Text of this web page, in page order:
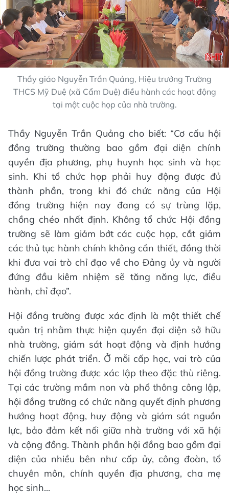
Thầy giáo Nguyễn Trần Quảng, Hiệu trưởng Trường
THCS Mỹ Duệ (xã Cẩm Duệ) điều hành các hoạt động
tại một cuộc họp của nhà trường.
Thầy Nguyễn Trần Quảng cho biết: “Cơ cấu hội
đồng trường thường bao gồm đại diện chính
quyền địa phương, phụ huynh học sinh và học
sinh. Khi tổ chức họp phải huy động được đủ
thành phần, trong khi đó chức năng của Hội
đồng trường hiện nay đang có sự trùng lặp,
chồng chéo nhất định. Không tổ chức Hội đồng
trường sẽ làm giảm bớt các cuộc họp, cắt giảm
các thủ tục hành chính không cần thiết, đồng thời
khi đưa vai trò chỉ đạo về cho Đảng ủy và người
đứng đầu kiêm nhiệm sẽ tăng năng lực, điều
hành, chỉ đạo”.
Hội đồng trường được xác định là một thiết chế
quản trị nhằm thực hiện quyền đại diện sở hữu
nhà trường, giám sát hoạt động và định hướng
chiến lược phát triển. Ở mỗi cấp học, vai trò của
hội đồng trường được xác lập theo đặc thù riêng.
Tại các trường mầm non và phổ thông công lập,
hội đồng trường có chức năng quyết định phương
hướng hoạt động, huy động và giám sát nguồn
lực, bảo đảm kết nối giữa nhà trường với xã hội
và cộng đồng. Thành phần hội đồng bao gồm đại
diện của nhiều bên như cấp ủy, công đoàn, tổ
chuyên môn, chính quyền địa phương, cha mẹ
học sinh...